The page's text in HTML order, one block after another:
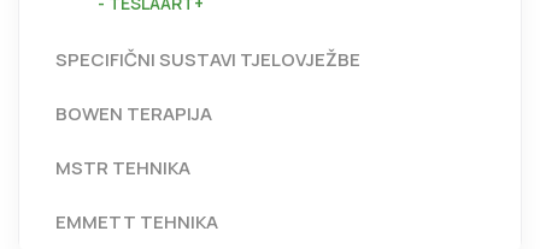
SPECIFIČNI SUSTAVI TJELOVJEŽBE
BOWEN TERAPIJA
MSTR TEHNIKA
EMMETT TEHNIKA